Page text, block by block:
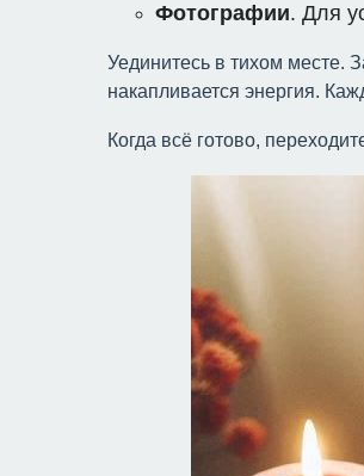
Фотографии. Для
Уединитесь в тихом месте.
накапливается энергия.
Когда всё готово,